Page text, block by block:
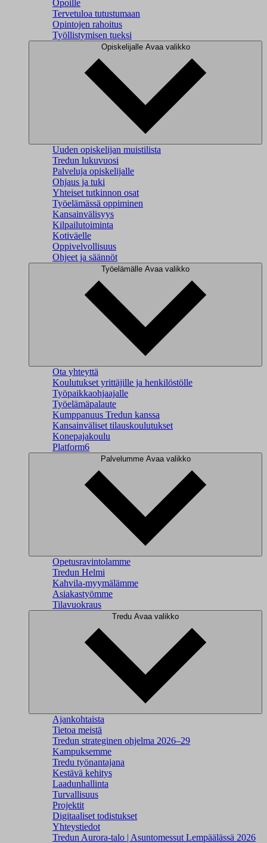
Opoille
Tervetuloa tutustumaan
Opintojen rahoitus
Työllistymisen tueksi
Opiskelijalle Avaa valikko
Uuden opiskelijan muistilista
Tredun lukuvuosi
Palveluja opiskelijalle
Ohjaus ja tuki
Yhteiset tutkinnon osat
Työelämässä oppiminen
Kansainvälisyys
Kilpailutoiminta
Kotiväelle
Oppivelvollisuus
Ohjeet ja säännöt
Työelämälle Avaa valikko
Ota yhteyttä
Koulutukset yrittäjille ja henkilöstölle
Työpaikkaohjaajalle
Työelämäpalaute
Kumppanuus Tredun kanssa
Kansainväliset tilauskoulutukset
Konepajakoulu
Platform6
Palvelumme Avaa valikko
Opetusravintolamme
Tredun Helmi
Kahvila-myymälämme
Asiakastyömme
Tilavuokraus
Tredu Avaa valikko
Ajankohtaista
Tietoa meistä
Tredun strateginen ohjelma 2026–29
Kampuksemme
Tredu työnantajana
Kestävä kehitys
Laadunhallinta
Turvallisuus
Projektit
Digitaaliset todistukset
Yhteystiedot
Tredun Aurora-talo | Asuntomessut Lempäälässä 2026